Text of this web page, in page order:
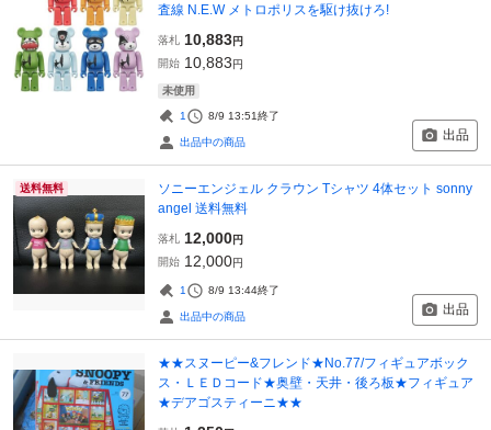
査線 N.E.W メトロポリスを駆け抜けろ!
落札 10,883円
開始 10,883円
未使用
1 8/9 13:51終了
出品中の商品 出品
送料無料
ソニーエンジェル クラウン Tシャツ 4体セット sonny
angel 送料無料
落札 12,000円
開始 12,000円
1 8/9 13:44終了
出品中の商品 出品
★★スヌーピー&フレンド★No.77/フィギュアボック
ス・ＬＥＤコード★奥壁・天井・後ろ板★フィギュア
★デアゴスティーニ★★